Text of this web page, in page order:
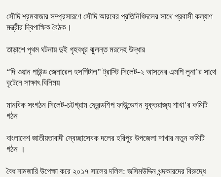
সৌদি শ্রমবাজার সম্প্রসারণে সৌদি আরবের প্রতিনিধিদলের সাথে প্রবাসী কল্যাণ
মন্ত্রীর দ্বিপাক্ষিক বৈঠক।
তাড়াশে পৃথম ঘটনায় দুই গৃহবধূর ঝুলন্ত মরদেহ উদ্ধার
“দি ওয়ান পাউন্ড জেনারেল হসপিটাল” ট্রাস্টি সিলেট-২ আসনের এমপি লুনা’র সা‌থে
বৃটেনে সাক্ষাৎ বিনিময়
মানবিক সংগঠন সিলেট-চট্টগ্রাম ফ্রেন্ডশিপ ফাউন্ডেশন যুক্তরাজ্য শাখা’র কমিটি
গঠন
বাংলাদেশ জাতীয়তাবাদী স্বেচ্ছাসেবক দলের হরিপুর উপজেলা শাখার নতুন কমিটি
গঠন ।
বৈধ নামজারি উপেক্ষা করে ২০১৭ সালের দলিল: জসিমউদ্দিন খন্দকারদের বিরুদ্ধে